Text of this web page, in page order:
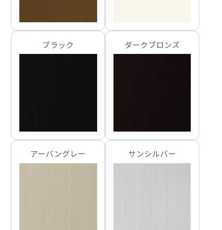
ブラック ダークブロンズ
アーバングレー サンシルバー